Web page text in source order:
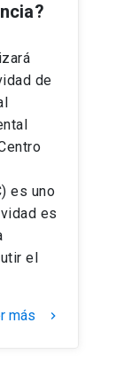
de
es uno
es
el
más keyboard_arrow_right